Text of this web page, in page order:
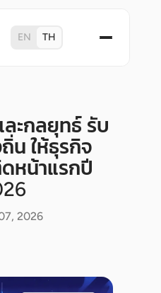
EN TH
ะกลยุทธ์ รับ
น ให้ธุรกิจ
หน้าแรกปี
2026